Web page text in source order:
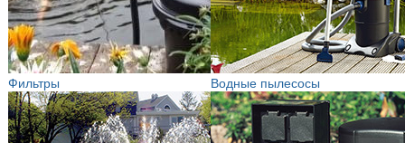
Фильтры Водные пылесосы